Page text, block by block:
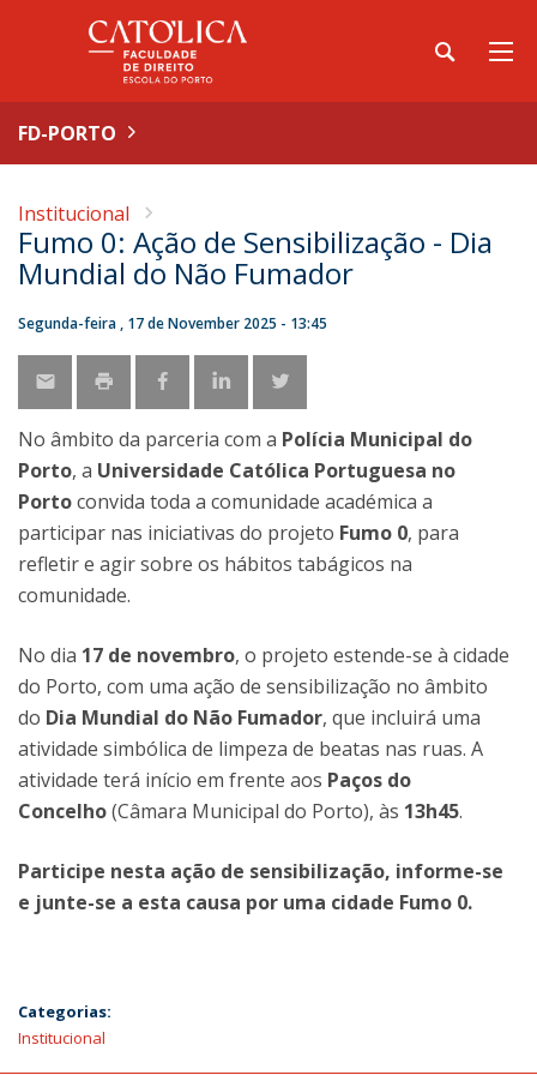
FD-PORTO
Institucional
Fumo 0: Ação de Sensibilização - Dia
Mundial do Não Fumador
Segunda-feira , 17 de November 2025 - 13:45
No âmbito da parceria com a Polícia Municipal do
Porto, a Universidade Católica Portuguesa no
Portoconvida toda a comunidade académica a
participar nas iniciativas do projeto Fumo 0, para
refletir e agir sobre os hábitos tabágicos na
comunidade.
No dia 17 de novembro, o projeto estende-se à cidade
do Porto, com uma ação de sensibilização no âmbito
do Dia Mundial do Não Fumador, que incluirá uma
atividade simbólica de limpeza de beatas nas ruas. A
atividade terá início em frente aos Paços do
Concelho(Câmara Municipal do Porto), às 13h45.
Participe nesta ação de sensibilização, informe-se
e junte-se a esta causa por uma cidade Fumo 0.
Categorias:
Institucional